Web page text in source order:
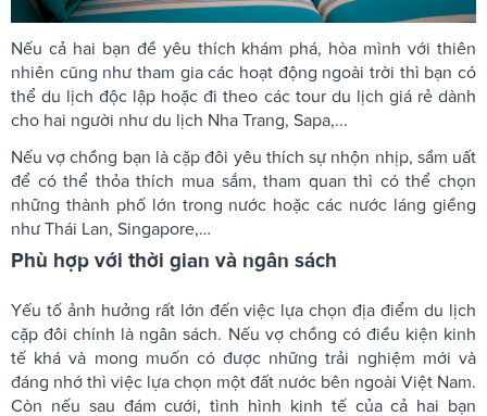
Nếu cả hai bạn đề yêu thích khám phá, hòa mình với thiên
nhiên cũng như tham gia các hoạt động ngoài trời thì bạn có
thể du lịch độc lập hoặc đi theo các tour du lịch giá rẻ dành
cho hai người như du lịch Nha Trang, Sapa,...
Nếu vợ chồng bạn là cặp đôi yêu thích sự nhộn nhịp, sầm uất
để có thể thỏa thích mua sắm, tham quan thì có thể chọn
những thành phố lớn trong nước hoặc các nước láng giềng
như Thái Lan, Singapore,…
Phù hợp với thời gian và ngân sách
Yếu tố ảnh hưởng rất lớn đến việc lựa chọn địa điểm du lịch
cặp đôi chính là ngân sách. Nếu vợ chồng có điều kiện kinh
tế khá và mong muốn có được những trải nghiệm mới và
đáng nhớ thì việc lựa chọn một đất nước bên ngoài Việt Nam.
Còn nếu sau đám cưới, tình hình kinh tế của cả hai bạn